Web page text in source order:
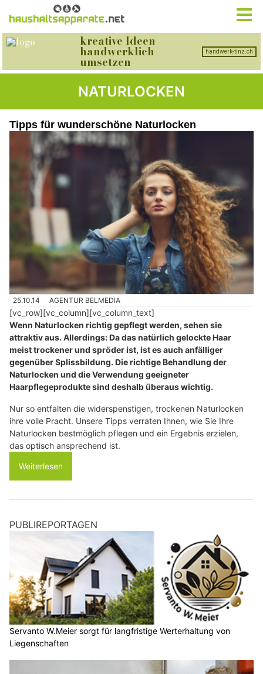
NATURLOCKEN
Tipps für wunderschöne Naturlocken
25.10.14 AGENTUR BELMEDIA
[vc_row][vc_column][vc_column_text]
Wenn Naturlocken richtig gepflegt werden, sehen sie
attraktiv aus. Allerdings: Da das natürlich gelockte Haar
meist trockener und spröder ist, ist es auch anfälliger
gegenüber Splissbildung. Die richtige Behandlung der
Naturlocken und die Verwendung geeigneter
Haarpflegeprodukte sind deshalb überaus wichtig.
Nur so entfalten die widerspenstigen, trockenen Naturlocken
ihre volle Pracht. Unsere Tipps verraten Ihnen, wie Sie Ihre
Naturlocken bestmöglich pflegen und ein Ergebnis erzielen,
das optisch ansprechend ist.
Weiterlesen
PUBLIREPORTAGEN
Servanto W.Meier sorgt für langfristige Werterhaltung von
Liegenschaften